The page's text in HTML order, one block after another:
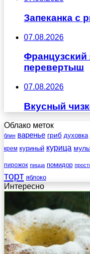
Запеканка с
07.08.2026
Французский
перевертыш
07.08.2026
Вкусный
Облако меток
блин варенье гриб духовка
крем куриный курица
пирожок пицца помидор
торт яблоко
Интересно